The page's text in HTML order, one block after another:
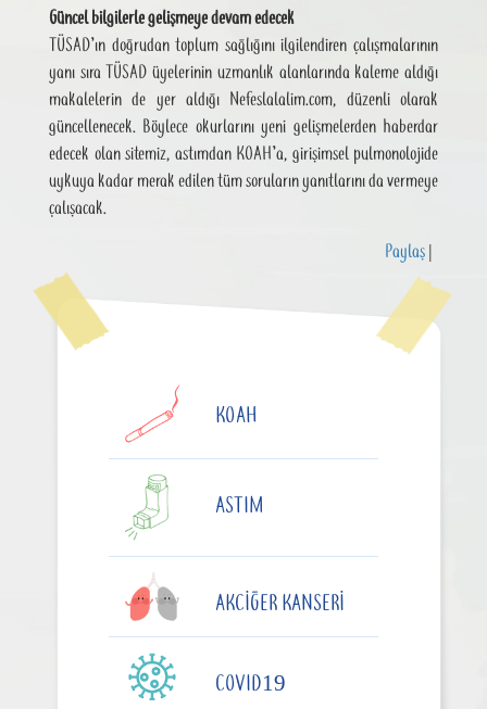
Güncel bilgilerle gelişmeye devam edecek
TÜSAD’ın doğrudan toplum sağlığını ilgilendiren çalışmalarının
yanı sıra TÜSAD üyelerinin uzmanlık alanlarında kaleme aldığı
makalelerin de yer aldığı Nefeslalalim.com, düzenli olarak
güncellenecek. Böylece okurlarını yeni gelişmelerden haberdar
edecek olan sitemiz, astımdan KOAH’a, girişimsel pulmonolojide
uykuya kadar merak edilen tüm soruların yanıtlarını da vermeye
çalışacak.
Paylaş
KOAH
ASTIM
AKCIĞER KANSERI
COVID19